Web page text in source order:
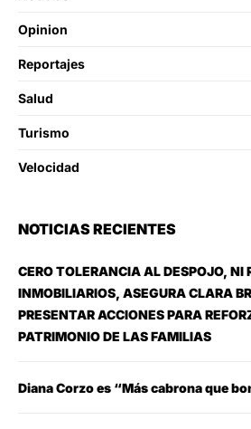
Opinion
Reportajes
Salud
Turismo
Velocidad
NOTICIAS RECIENTES
CERO TOLERANCIA AL DESPOJO, NI
INMOBILIARIOS, ASEGURA CLARA
PRESENTAR ACCIONES PARA
PATRIMONIO DE LAS FAMILIAS
Diana Corzo es “Más cabrona que